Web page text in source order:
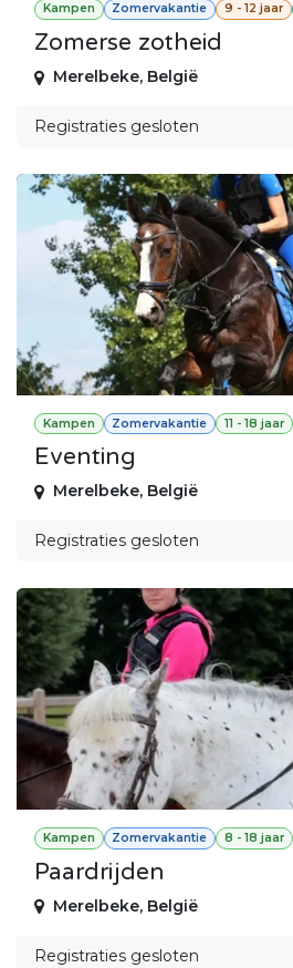
Kampen Zomervakantie 9 - 12 jaar
Zomerse zotheid
Merelbeke, België
Registraties gesloten
Kampen Zomervakantie 11 - 18 jaar
Eventing
Merelbeke, België
Registraties gesloten
Kampen Zomervakantie 8 - 18 jaar
Paardrijden
Merelbeke, België
Registraties gesloten